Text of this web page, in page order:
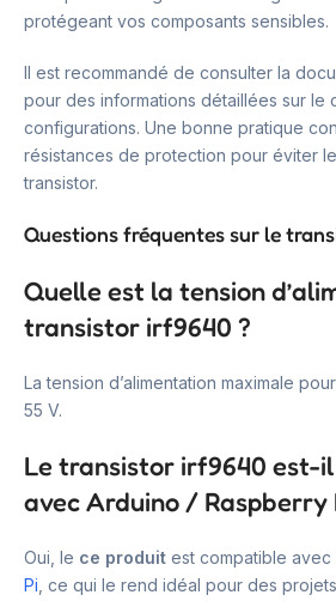
protégeant vos composants sensibles.
Il est recommandé de consulter la
pour des informations détaillées sur le
configurations. Une bonne pratique
résistances de protection pour éviter
transistor.
Questions fréquentes sur le
Quelle est la tension
transistor irf9640 ?
La tension d’alimentation maximale
55 V.
Le transistor irf9640 est-
avec Arduino / Raspberry
Oui, le ce produit est compatible avec
Pi , ce qui le rend idéal pour des